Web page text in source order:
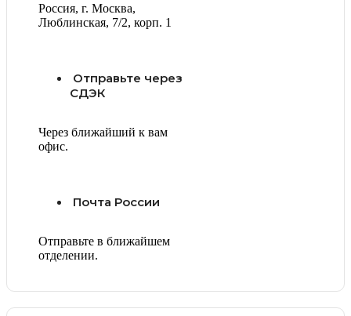
Россия, г. Москва,
Люблинская, 7/2, корп. 1
Отправьте через
СДЭК
Через ближайший к вам
офис.
Почта России
Отправьте в ближайшем
отделении.